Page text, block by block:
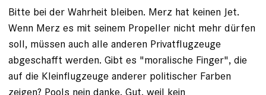
Bitte bei der Wahrheit bleiben. Merz hat keinen Jet.
Wenn Merz es mit seinem Propeller nicht mehr dürfen
soll, müssen auch alle anderen Privatflugzeuge
abgeschafft werden. Gibt es "moralische Finger", die
auf die Kleinflugzeuge anderer politischer Farben
zeigen? Pools nein danke. Gut, weil kein